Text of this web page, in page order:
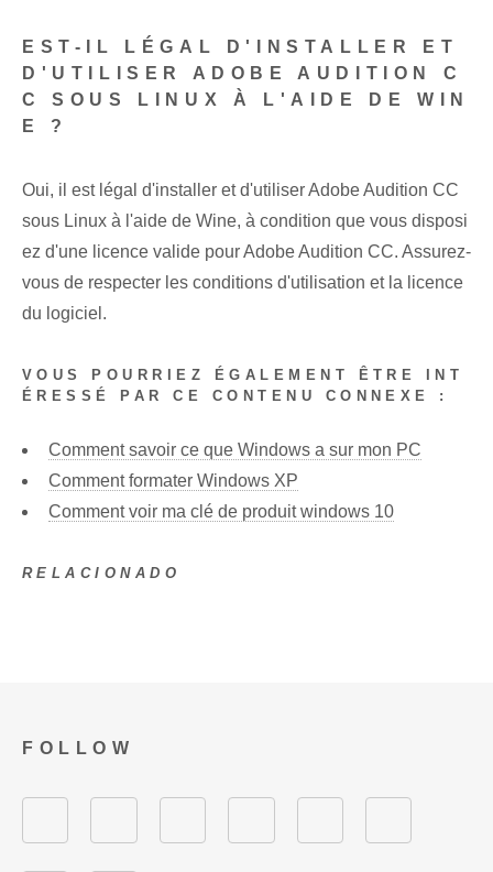
EST-IL LÉGAL D'INSTALLER ET
D'UTILISER ADOBE AUDITION C
C SOUS LINUX À L'AIDE DE WIN
E ?
Oui, il est légal d'installer et d'utiliser Adobe Audition CC
sous Linux à l'aide de Wine, à condition que vous disposi
ez d'une licence valide pour Adobe Audition CC. Assurez-
vous de respecter les conditions d'utilisation et la licence
du logiciel.
VOUS POURRIEZ ÉGALEMENT ÊTRE INT
ÉRESSÉ PAR CE CONTENU CONNEXE :
Comment savoir ce que Windows a sur mon PC
Comment formater Windows XP
Comment voir ma clé de produit windows 10
RELACIONADO
FOLLOW